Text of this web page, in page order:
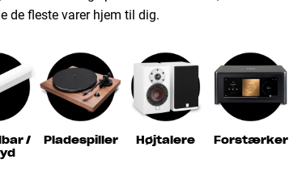
de fleste varer hjem til dig.
/
Pladespiller Højtalere Forstærker